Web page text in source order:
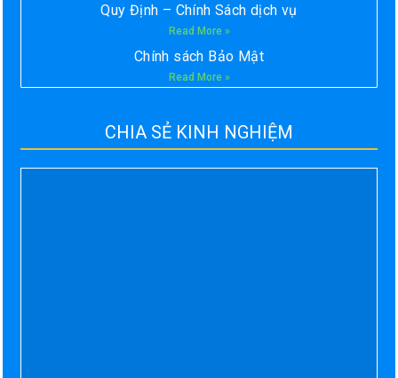
Quy Định – Chính Sách dịch vụ
Read More »
Chính sách Bảo Mật
Read More »
CHIA SẺ KINH NGHIỆM